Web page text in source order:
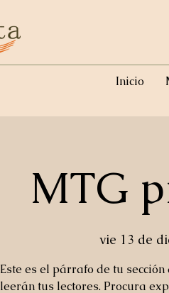
Inicio
MTG
vie 13 de
Este es el párrafo de tu
leerán tus lectores. Procura